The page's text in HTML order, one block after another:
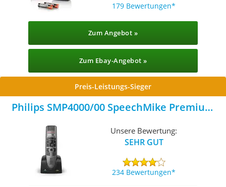
179 Bewertungen
Zum Angebot »
Zum Ebay-Angebot »
Preis-Leistungs-Sieger
Philips SMP4000/00 SpeechMike Premium
Unsere Bewertung:
SEHR GUT
234 Bewertungen